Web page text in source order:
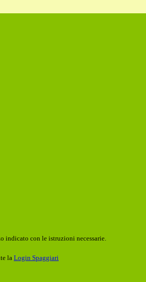
indicato con le istruzioni necessarie.
la Login Spaggiari